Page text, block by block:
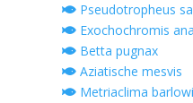
Pseudotropheus
Exochochromis
Betta pugnax
Aziatische mesvis
Metriaclima barlowi